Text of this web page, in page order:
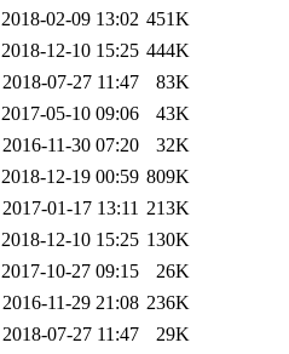
2018-02-09 13:02 451K
2018-12-10 15:25 444K
2018-07-27 11:47
83K
2017-05-10 09:06
43K
2016-11-30 07:20
32K
2018-12-19 00:59 809K
2017-01-17 13:11 213K
2018-12-10 15:25 130K
2017-10-27 09:15
26K
2016-11-29 21:08 236K
2018-07-27 11:47
29K